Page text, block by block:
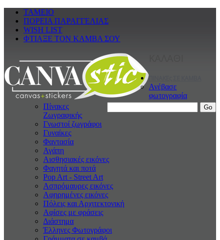
ΤΑΜΕΙΟ
ΠΟΡΕΙΑ ΠΑΡΑΓΓΕΛΙΑΣ
WISH LIST
ΦΤΙΑΞΕ ΤΟΝ ΚΑΜΒΑ ΣΟΥ
Ανέβασε
φωτογραφία
Πίνακες
Ζωγραφικής
Γνωστοί ζωγράφοι
Γυναίκες
Φαντασία
Αγάπη
Αισθησιακές εικόνες
Φαγητά και ποτά
Pop Art - Street Art
Ασπρόμαυρες εικόνες
Αφηρημένες εικόνες
Πόλεις και Αρχιτεκτονική
Αφίσες με φράσεις
Διάστημα
Έλληνες Φωτογράφοι